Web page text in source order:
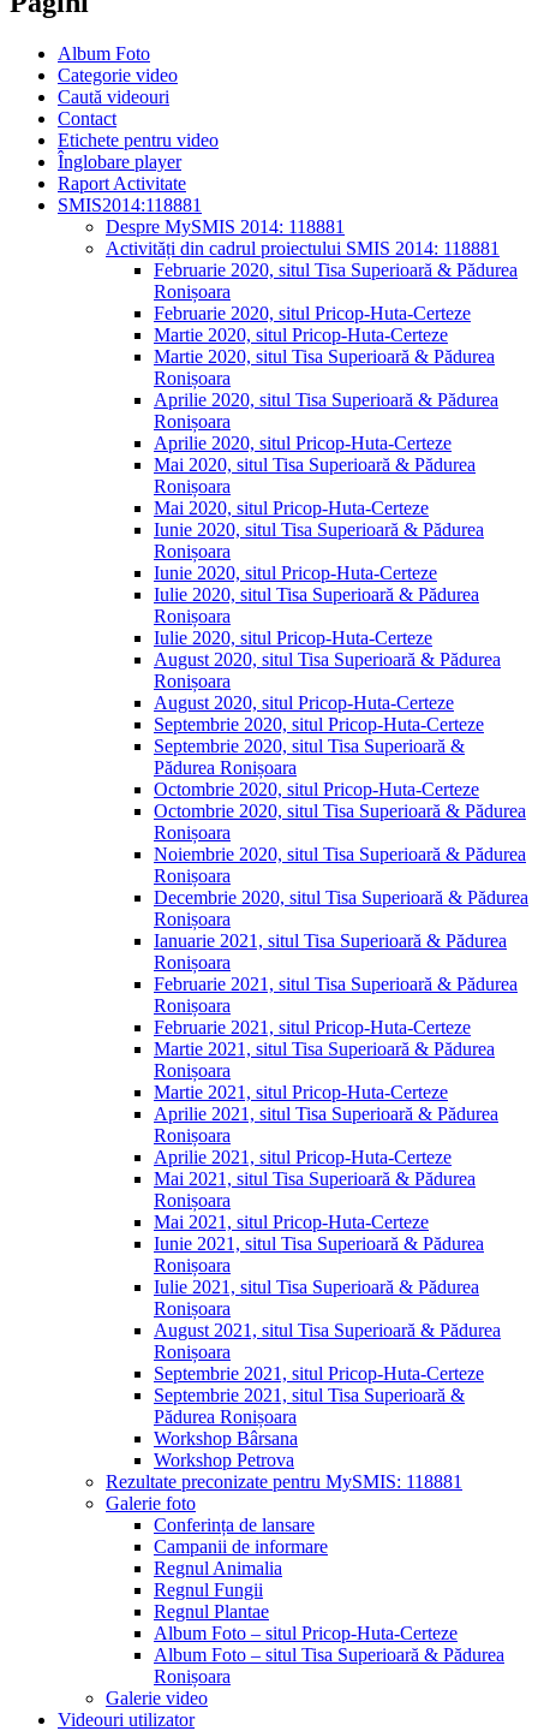
Album Foto
Categorie video
Caută videouri
Contact
Etichete pentru video
Înglobare player
Raport Activitate
SMIS2014:118881
Despre MySMIS 2014: 118881
Activități din cadrul proiectului SMIS 2014: 118881
Februarie 2020, situl Tisa Superioară & Pădurea
Ronișoara
Februarie 2020, situl Pricop-Huta-Certeze
Martie 2020, situl Pricop-Huta-Certeze
Martie 2020, situl Tisa Superioară & Pădurea
Ronișoara
Aprilie 2020, situl Tisa Superioară & Pădurea
Ronișoara
Aprilie 2020, situl Pricop-Huta-Certeze
Mai 2020, situl Tisa Superioară & Pădurea
Ronișoara
Mai 2020, situl Pricop-Huta-Certeze
Iunie 2020, situl Tisa Superioară & Pădurea
Ronișoara
Iunie 2020, situl Pricop-Huta-Certeze
Iulie 2020, situl Tisa Superioară & Pădurea
Ronișoara
Iulie 2020, situl Pricop-Huta-Certeze
August 2020, situl Tisa Superioară & Pădurea
Ronișoara
August 2020, situl Pricop-Huta-Certeze
Septembrie 2020, situl Pricop-Huta-Certeze
Septembrie 2020, situl Tisa Superioară &
Pădurea Ronișoara
Octombrie 2020, situl Pricop-Huta-Certeze
Octombrie 2020, situl Tisa Superioară & Pădurea
Ronișoara
Noiembrie 2020, situl Tisa Superioară & Pădurea
Ronișoara
Decembrie 2020, situl Tisa Superioară & Pădurea
Ronișoara
Ianuarie 2021, situl Tisa Superioară & Pădurea
Ronișoara
Februarie 2021, situl Tisa Superioară & Pădurea
Ronișoara
Februarie 2021, situl Pricop-Huta-Certeze
Martie 2021, situl Tisa Superioară & Pădurea
Ronișoara
Martie 2021, situl Pricop-Huta-Certeze
Aprilie 2021, situl Tisa Superioară & Pădurea
Ronișoara
Aprilie 2021, situl Pricop-Huta-Certeze
Mai 2021, situl Tisa Superioară & Pădurea
Ronișoara
Mai 2021, situl Pricop-Huta-Certeze
Iunie 2021, situl Tisa Superioară & Pădurea
Ronișoara
Iulie 2021, situl Tisa Superioară & Pădurea
Ronișoara
August 2021, situl Tisa Superioară & Pădurea
Ronișoara
Septembrie 2021, situl Pricop-Huta-Certeze
Septembrie 2021, situl Tisa Superioară &
Pădurea Ronișoara
Workshop Bârsana
Workshop Petrova
Rezultate preconizate pentru MySMIS: 118881
Galerie foto
Conferința de lansare
Campanii de informare
Regnul Animalia
Regnul Fungii
Regnul Plantae
Album Foto – situl Pricop-Huta-Certeze
Album Foto – situl Tisa Superioară & Pădurea
Ronișoara
Galerie video
Videouri utilizator